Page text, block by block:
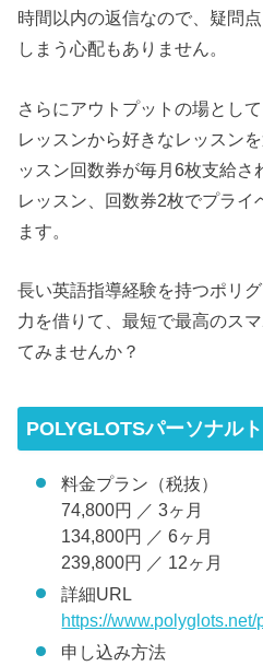
時間以内の返信なので、疑問
しまう心配もありません。
さらにアウトプットの場とし
レッスンから好きなレッスン
ッスン回数券が毎月6枚支給
レッスン、回数券2枚でプラ
ます。
長い英語指導経験を持つポリ
力を借りて、最短で最高のス
てみませんか？
POLYGLOTSパーソナル
料金プラン（税抜）
74,800円 ／ 3ヶ月
134,800円 ／ 6ヶ月
239,800円 ／ 12ヶ月
詳細URL
https://www.polyglots.net/
申し込み方法